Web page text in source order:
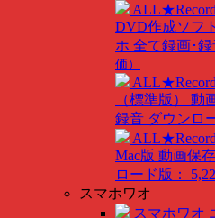
DVD作成ソフ
ホ 全て録画･
価）
（標準版） 動
録音 ダウンロ
Mac版 動画保
ロード版：
スマホワオ
スマホワオ